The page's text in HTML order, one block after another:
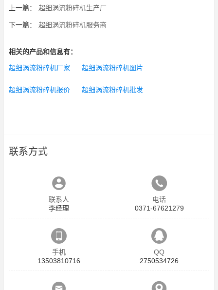
上一篇： 超细涡流粉碎机生产厂
下一篇： 超细涡流粉碎机服务商
相关的产品和信息有：
超细涡流粉碎机厂家 超细涡流粉碎机图片
超细涡流粉碎机报价 超细涡流粉碎机批发
联系方式
联系人
李经理
电话
0371-67621279
手机
13503810716
QQ
2750534726